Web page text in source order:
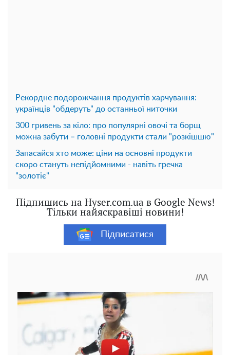
Рекордне подорожчання продуктів харчування:
українців "обдеруть" до останньої ниточки
300 гривень за кіло: про популярні овочі та борщ
можна забути – головні продукти стали "розкішшю"
Запасайся хто може: ціни на основні продукти
скоро стануть непідйомними - навіть гречка
"золотіє"
Підпишись на Hyser.com.ua в Google News!
Тільки найяскравіші новини!
Підписатися